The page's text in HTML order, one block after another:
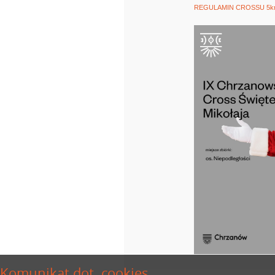
REGULAMIN CROSSU